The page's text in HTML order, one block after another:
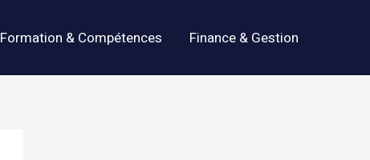
Formation & Compétences Finance & Gestion